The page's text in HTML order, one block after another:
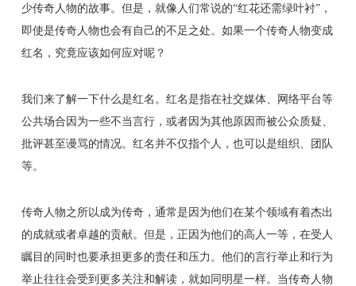
少传奇人物的故事。但是，就像人们常说的“红花还需绿叶衬”，
即使是传奇人物也会有自己的不足之处。如果一个传奇人物变成
红名，究竟应该如何应对呢？
我们来了解一下什么是红名。红名是指在社交媒体、网络平台等
公共场合因为一些不当言行，或者因为其他原因而被公众质疑、
批评甚至谩骂的情况。红名并不仅指个人，也可以是组织、团队
等。
传奇人物之所以成为传奇，通常是因为他们在某个领域有着杰出
的成就或者卓越的贡献。但是，正因为他们的高人一等，在受人
瞩目的同时也要承担更多的责任和压力。他们的言行举止和行为
举止往往会受到更多关注和解读，就如同明星一样。当传奇人物